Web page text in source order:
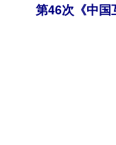
第46次《中国